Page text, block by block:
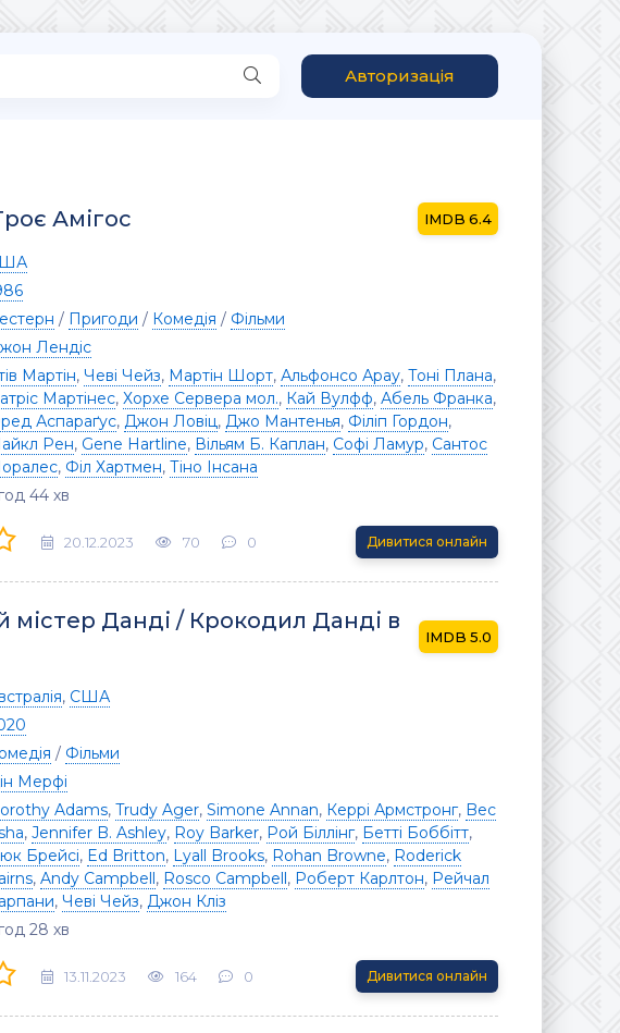
Авторизація
Амігос 6.4
/ Пригоди / Комедія / Фільми
Лендіс
Мартін, Чеві Чейз, Мартін Шорт, Альфонсо Арау, Тоні Плана,
Мартінес, Хорхе Сервера мол., Кай Вулфф, Абель Франка,
Аспараґус, Джон Ловіц, Джо Мантенья, Філіп Гордон,
Рен, Gene Hartline, Вільям Б. Каплан, Софі Ламур, Сантос
, Філ Хартмен, Тіно Інсана
44 хв
20.12.2023 70 0 Дивитися онлайн
Данді / Крокодил Данді в
5.0
, США
/ Фільми
Мерфі
Adams, Trudy Ager, Simone Annan, Керрі Армстронг, Bec
, Jennifer B. Ashley, Roy Barker, Рой Біллінг, Бетті Боббітт,
Брейсі, Ed Britton, Lyall Brooks, Rohan Browne, Roderick
, Andy Campbell, Rosco Campbell, Роберт Карлтон, Рейчал
, Чеві Чейз, Джон Кліз
28 хв
13.11.2023 164 0 Дивитися онлайн